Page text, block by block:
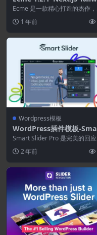
d管理模板(Next15和应用
由器)
Ecme 是一款精心打造的杰作，
的市场中脱颖而出...
1 年前
Wordpress模板
WordPress插件模板-
Slider 3 Pro
Smart Slider Pro 是完美的回应
2 年前